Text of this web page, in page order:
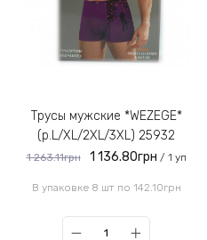
Трусы мужские *WEZEGE*
(р.L/XL/2XL/3XL) 25932
1 263.11грн 1 136.80грн / 1 уп
В упаковке 8 шт по 142.10грн